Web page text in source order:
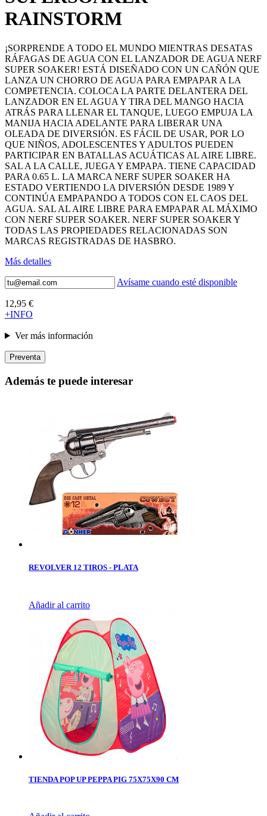
RAINSTORM
¡SORPRENDE A TODO EL MUNDO MIENTRAS DESATAS
RÁFAGAS DE AGUA CON EL LANZADOR DE AGUA NERF
SUPER SOAKER! ESTÁ DISEÑADO CON UN CAÑÓN QUE
LANZA UN CHORRO DE AGUA PARA EMPAPAR A LA
COMPETENCIA. COLOCA LA PARTE DELANTERA DEL
LANZADOR EN EL AGUA Y TIRA DEL MANGO HACIA
ATRÁS PARA LLENAR EL TANQUE, LUEGO EMPUJA LA
MANIJA HACIA ADELANTE PARA LIBERAR UNA
OLEADA DE DIVERSIÓN. ES FÁCIL DE USAR, POR LO
QUE NIÑOS, ADOLESCENTES Y ADULTOS PUEDEN
PARTICIPAR EN BATALLAS ACUÁTICAS AL AIRE LIBRE.
SAL A LA CALLE, JUEGA Y EMPAPA. TIENE CAPACIDAD
PARA 0.65 L. LA MARCA NERF SUPER SOAKER HA
ESTADO VERTIENDO LA DIVERSIÓN DESDE 1989 Y
CONTINÚA EMPAPANDO A TODOS CON EL CAOS DEL
AGUA. SAL AL AIRE LIBRE PARA EMPAPAR AL MÁXIMO
CON NERF SUPER SOAKER. NERF SUPER SOAKER Y
TODAS LAS PROPIEDADES RELACIONADAS SON
MARCAS REGISTRADAS DE HASBRO.
Más detalles
Avísame cuando esté disponible
12,95 €
+INFO
Ver más información
Preventa
Además te puede interesar
REVOLVER 12 TIROS - PLATA
Añadir al carrito
TIENDA POP UP PEPPA PIG 75X75X90 CM